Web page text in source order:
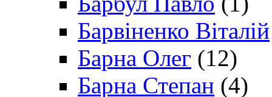
Барвіненко Віталій
Барна Олег (12)
Барна Степан (4)